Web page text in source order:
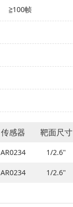
≧100帧
传感器 靶面尺寸
AR0234 1/2.6"
AR0234 1/2.6"